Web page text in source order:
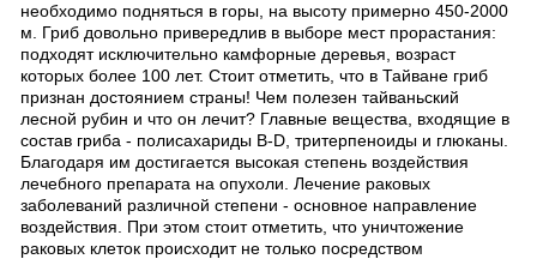
необходимо подняться в горы, на высоту примерно 450-2000
м. Гриб довольно привередлив в выборе мест прорастания:
подходят исключительно камфорные деревья, возраст
которых более 100 лет. Стоит отметить, что в Тайване гриб
признан достоянием страны! Чем полезен тайваньский
лесной рубин и что он лечит? Главные вещества, входящие в
состав гриба - полисахариды B-D, тритерпеноиды и глюканы.
Благодаря им достигается высокая степень воздействия
лечебного препарата на опухоли. Лечение раковых
заболеваний различной степени - основное направление
воздействия. При этом стоит отметить, что уничтожение
раковых клеток происходит не только посредством